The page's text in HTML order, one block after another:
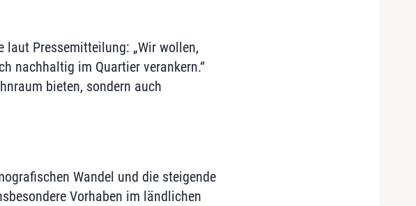
laut Pressemitteilung: „Wir wollen,
nachhaltig im Quartier verankern.“
bieten, sondern auch
Wandel und die steigende
Vorhaben im ländlichen